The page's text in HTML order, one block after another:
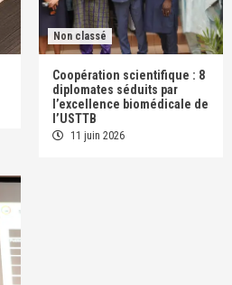
Non classé
Coopération scientifique : 8
diplomates séduits par
l’excellence biomédicale de
l’USTTB
11 juin 2026